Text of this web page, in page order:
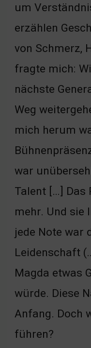
um
erzählen
von Schmerz,
fragte mich:
nächste
Weg
mich herum
war
Talent […]
mehr. Und sie
jede Note war
Leidenschaft
Magda etwas
würde. Diese
Anfang. Doch
führen?